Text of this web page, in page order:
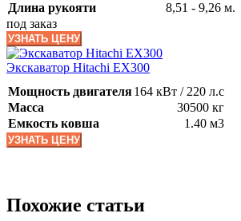
Длина рукояти
8,51 - 9,26 м.
под заказ
УЗНАТЬ ЦЕНУ
Экскаватор Hitachi EX300
Мощность двигателя164 кВт / 220 л.с
Масса
30500 кг
Емкость ковша
1.40 м3
УЗНАТЬ ЦЕНУ
Похожие статьи